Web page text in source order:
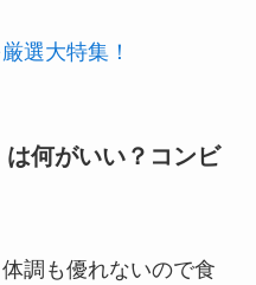
選大特集！
何がいい？コンビ
調も優れないので食